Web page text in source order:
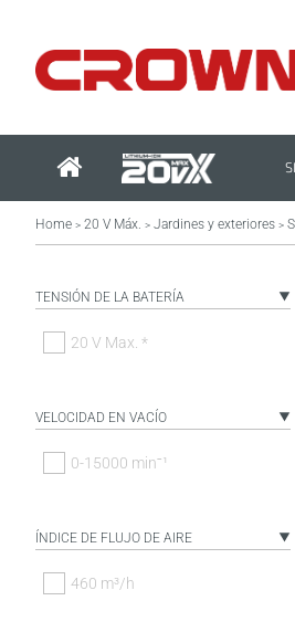
Home > 20 V Máx. > Jardines y exteriores >
TENSIÓN DE LA BATERÍA
20 V Max. *
VELOCIDAD EN VACÍO
0-15000 minˉ¹
ÍNDICE DE FLUJO DE AIRE
460 m³/h